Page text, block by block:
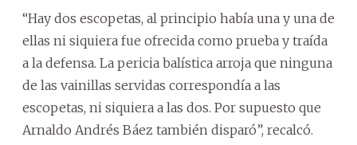
“Hay dos escopetas, al principio había una y una de
ellas ni siquiera fue ofrecida como prueba y traída
a la defensa. La pericia balística arroja que ninguna
de las vainillas servidas correspondía a las
escopetas, ni siquiera a las dos. Por supuesto que
Arnaldo Andrés Báez también disparó”, recalcó.